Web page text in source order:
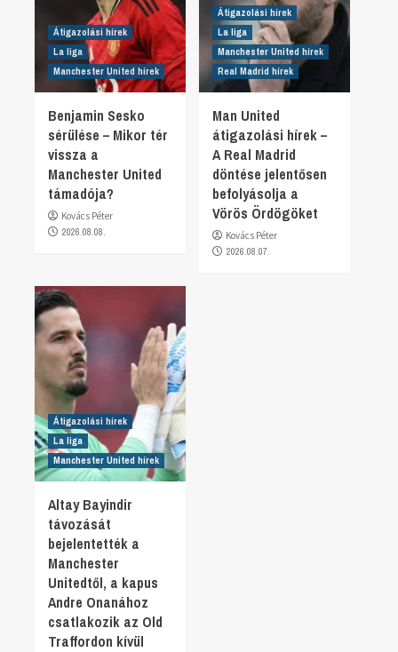
Átigazolási hírek
La liga
Manchester United hírek
Benjamin Sesko
sérülése – Mikor tér
vissza a
Manchester United
támadója?
Kovács Péter
2026.08.08.
Átigazolási hírek
La liga
Manchester United hírek
Real Madrid hírek
Man United
átigazolási hírek –
A Real Madrid
döntése jelentősen
befolyásolja a
Vörös Ördögöket
Kovács Péter
2026.08.07.
Átigazolási hírek
La liga
Manchester United hírek
Altay Bayindir
távozását
bejelentették a
Manchester
Unitedtől, a kapus
Andre Onanához
csatlakozik az Old
Traffordon kívül